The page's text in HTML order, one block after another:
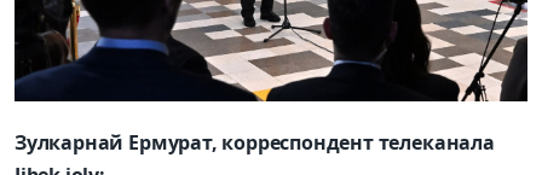
Зулкарнай Ермурат, корреспондент телеканала